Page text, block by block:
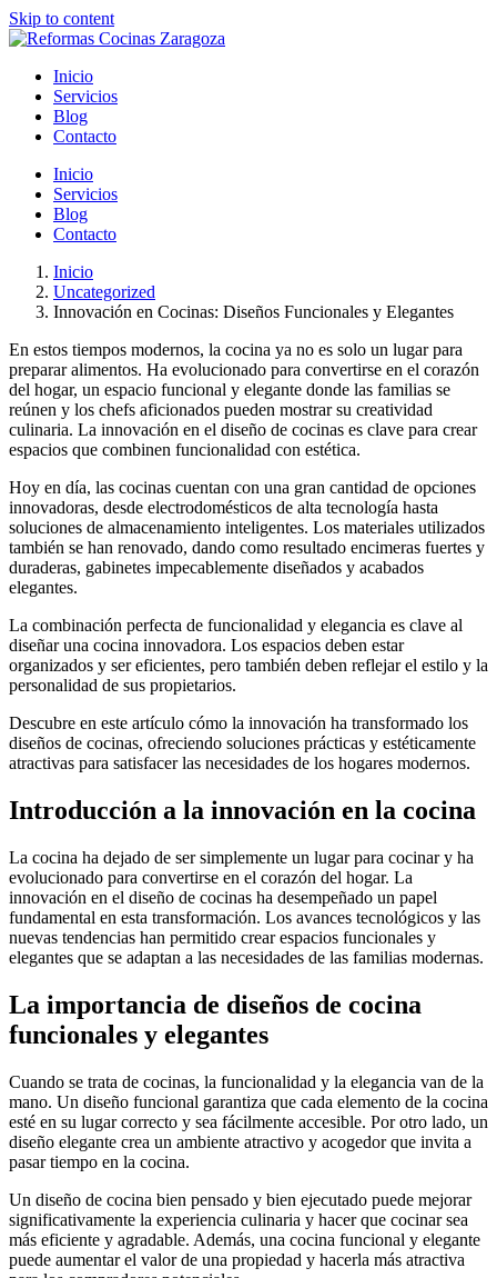
Skip to content
Inicio
Servicios
Blog
Contacto
Inicio
Servicios
Blog
Contacto
Inicio
Uncategorized
Innovación en Cocinas: Diseños Funcionales y Elegantes
En estos tiempos modernos, la cocina ya no es solo un lugar para
preparar alimentos. Ha evolucionado para convertirse en el corazón
del hogar, un espacio funcional y elegante donde las familias se
reúnen y los chefs aficionados pueden mostrar su creatividad
culinaria. La innovación en el diseño de cocinas es clave para crear
espacios que combinen funcionalidad con estética.
Hoy en día, las cocinas cuentan con una gran cantidad de opciones
innovadoras, desde electrodomésticos de alta tecnología hasta
soluciones de almacenamiento inteligentes. Los materiales utilizados
también se han renovado, dando como resultado encimeras fuertes y
duraderas, gabinetes impecablemente diseñados y acabados
elegantes.
La combinación perfecta de funcionalidad y elegancia es clave al
diseñar una cocina innovadora. Los espacios deben estar
organizados y ser eficientes, pero también deben reflejar el estilo y la
personalidad de sus propietarios.
Descubre en este artículo cómo la innovación ha transformado los
diseños de cocinas, ofreciendo soluciones prácticas y estéticamente
atractivas para satisfacer las necesidades de los hogares modernos.
Introducción a la innovación en la cocina
La cocina ha dejado de ser simplemente un lugar para cocinar y ha
evolucionado para convertirse en el corazón del hogar. La
innovación en el diseño de cocinas ha desempeñado un papel
fundamental en esta transformación. Los avances tecnológicos y las
nuevas tendencias han permitido crear espacios funcionales y
elegantes que se adaptan a las necesidades de las familias modernas.
La importancia de diseños de cocina
funcionales y elegantes
Cuando se trata de cocinas, la funcionalidad y la elegancia van de la
mano. Un diseño funcional garantiza que cada elemento de la cocina
esté en su lugar correcto y sea fácilmente accesible. Por otro lado, un
diseño elegante crea un ambiente atractivo y acogedor que invita a
pasar tiempo en la cocina.
Un diseño de cocina bien pensado y bien ejecutado puede mejorar
significativamente la experiencia culinaria y hacer que cocinar sea
más eficiente y agradable. Además, una cocina funcional y elegante
puede aumentar el valor de una propiedad y hacerla más atractiva